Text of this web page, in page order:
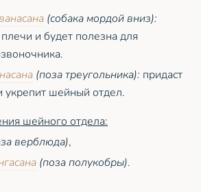
(собака мордой вниз):
и будет полезна для
(поза треугольника): придаст
укрепит шейный отдел.
шейного отдела:
верблюда),
(поза полукобры).